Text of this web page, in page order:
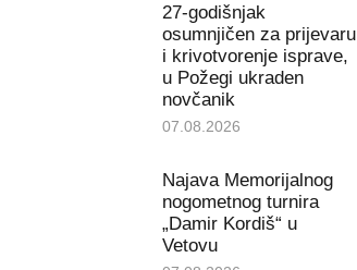
27-godišnjak
osumnjičen za prijevaru
i krivotvorenje isprave,
u Požegi ukraden
novčanik
07.08.2026
Najava Memorijalnog
nogometnog turnira
„Damir Kordiš“ u
Vetovu